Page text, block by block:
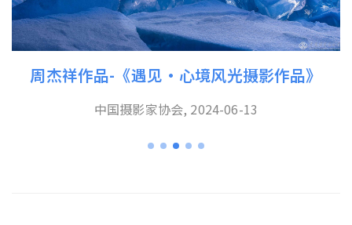
“咫尺乡愁”——吕延川摄影作品展
济南影像博物馆, 2024-06-21